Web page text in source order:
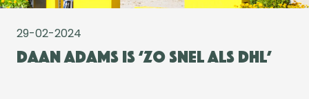
29-02-2024
Daan Adams is ‘zo snel als DHL’